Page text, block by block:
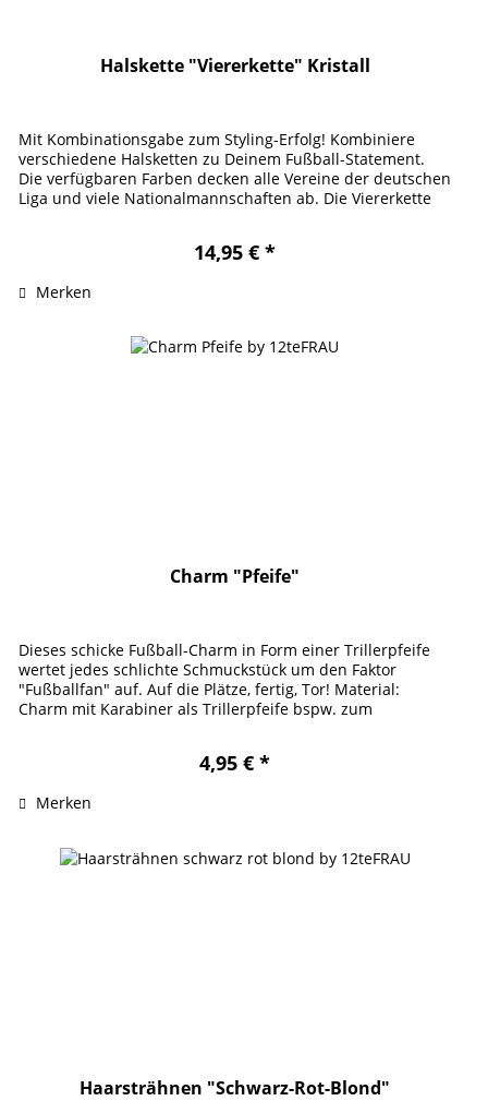
Halskette "Viererkette" Kristall
Mit Kombinationsgabe zum Styling-Erfolg! Kombiniere
verschiedene Halsketten zu Deinem Fußball-Statement.
Die verfügbaren Farben decken alle Vereine der deutschen
Liga und viele Nationalmannschaften ab. Die Viererkette
14,95 € *
Merken
Charm "Pfeife"
Dieses schicke Fußball-Charm in Form einer Trillerpfeife
wertet jedes schlichte Schmuckstück um den Faktor
"Fußballfan" auf. Auf die Plätze, fertig, Tor! Material:
Charm mit Karabiner als Trillerpfeife bspw. zum
4,95 € *
Merken
Haarsträhnen "Schwarz-Rot-Blond"